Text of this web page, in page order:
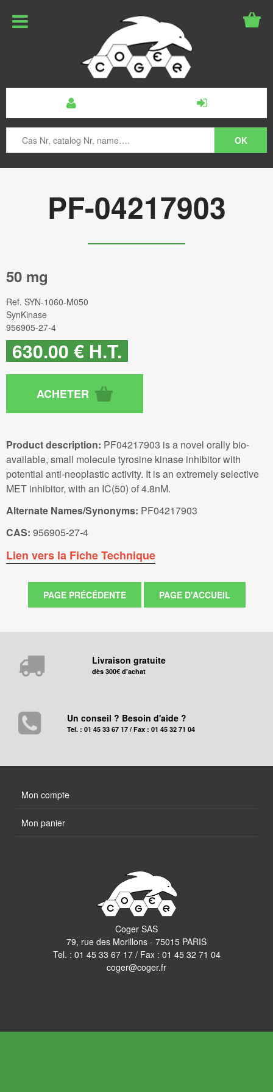
PF-04217903
50 mg
Ref. SYN-1060-M050
SynKinase
956905-27-4
630.00 € H.T.
Product description: PF04217903 is a novel orally bio-
available, small molecule tyrosine kinase inhibitor with
potential anti-neoplastic activity. It is an extremely selective
MET inhibitor, with an IC(50) of 4.8nM.
Alternate Names/Synonyms: PF04217903
CAS: 956905-27-4
Lien vers la Fiche Technique
Livraison gratuite
dès 300€ d'achat
Un conseil ? Besoin d'aide ?
Tel. : 01 45 33 67 17 / Fax : 01 45 32 71 04
Mon compte
Mon panier
Coger SAS
79, rue des Morillons - 75015 PARIS
Tel. : 01 45 33 67 17/ Fax : 01 45 32 71 04
coger@coger.fr